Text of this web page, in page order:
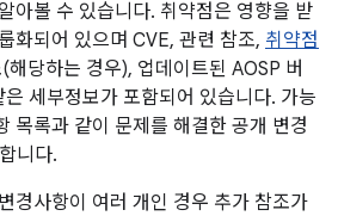
아볼 수 있습니다. 취약점은 영향을 받
화되어 있으며 CVE, 관련 참조, 취약점
해당하는 경우), 업데이트된 AOSP 버
세부정보가 포함되어 있습니다. 가능
목록과 같이 문제를 해결한 공개 변경
니다.
경사항이 여러 개인 경우 추가 참조가